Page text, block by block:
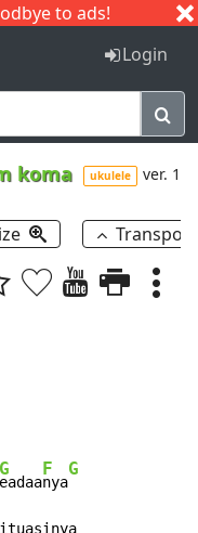
to ads!
I J
Login
koma ukulele ver. 1
G
eadaa
F
nya
G